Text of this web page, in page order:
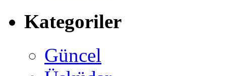
Kategoriler
Güncel